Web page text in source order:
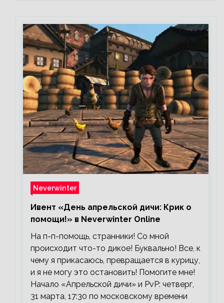
Neverwinter
Ивент «День апрельской дичи: Крик о
помощи!» в Neverwinter Online
На п-п-помощь, странники! Со мной
происходит что-то дикое! Буквально! Все, к
чему я прикасаюсь, превращается в курицу,
и я не могу это остановить! Помогите мне!
Начало «Апрельской дичи» и PvP: четверг,
31 марта, 17:30 по московскому времени